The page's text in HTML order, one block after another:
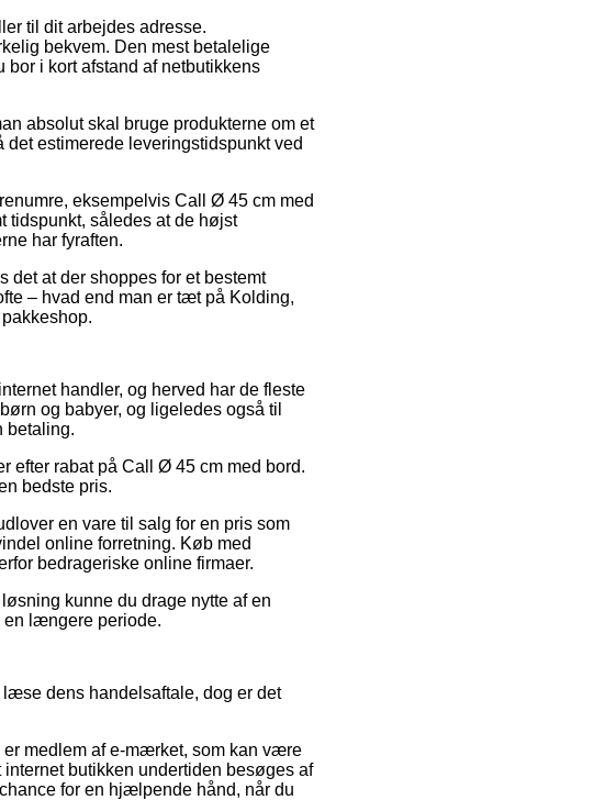
til dit arbejdes adresse.
bekvem. Den mest betalelige
bor i kort afstand af netbutikkens
absolut skal bruge produkterne om et
estimerede leveringstidspunkt ved
eksempelvis Call Ø 45 cm med
tidspunkt, således at de højst
har fyraften.
at der shoppes for et bestemt
– hvad end man er tæt på Kolding,
handler, og herved har de fleste
og babyer, og ligeledes også til
betaling.
efter rabat på Call Ø 45 cm med bord.
bedste pris.
en vare til salg for en pris som
online forretning. Køb med
bedrageriske online firmaer.
kunne du drage nytte af en
en længere periode.
dens handelsaftale, dog er det
medlem af e-mærket, som kan være
butikken undertiden besøges af
for en hjælpende hånd, når du